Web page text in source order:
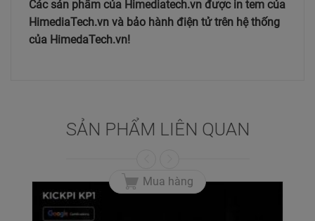
Các sản phẩm của Himediatech.vn được in tem của
HimediaTech.vn và bảo hành điện tử trên hệ thống
của HimedaTech.vn!
SẢN PHẨM LIÊN QUAN
Mua hàng